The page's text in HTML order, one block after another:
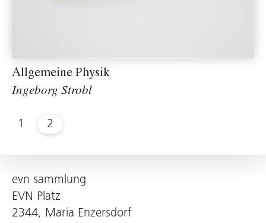
Allgemeine Physik
Ingeborg Strobl
1 2
evn sammlung
EVN Platz
2344, Maria Enzersdorf